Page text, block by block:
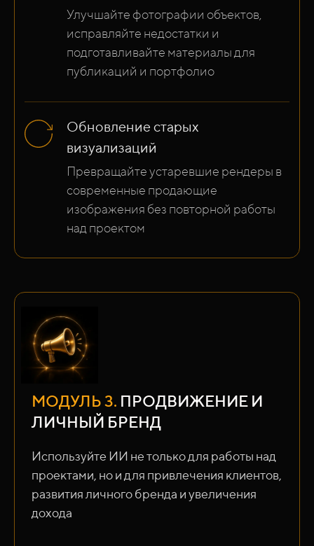
Улучшайте фотографии объектов,
исправляйте недостатки и
подготавливайте материалы для
публикаций и портфолио
Обновление старых
визуализаций
Превращайте устаревшие рендеры в
современные продающие
изображения без повторной работы
над проектом
МОДУЛЬ 3. ПРОДВИЖЕНИЕ И
ЛИЧНЫЙ БРЕНД
Используйте ИИ не только для работы над
проектами, но и для привлечения клиентов,
развития личного бренда и увеличения
дохода